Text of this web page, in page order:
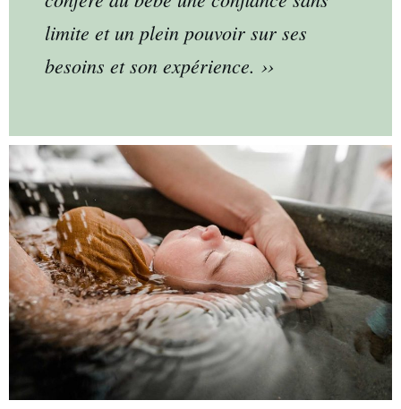
limite et un plein pouvoir sur ses
besoins et son expérience. ››